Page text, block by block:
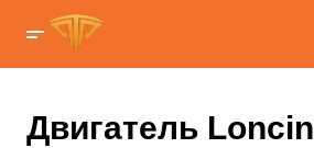
Двигатель Loncin